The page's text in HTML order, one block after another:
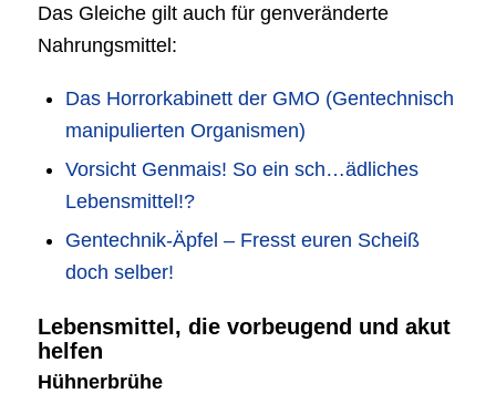
Das Gleiche gilt auch für genveränderte
Nahrungsmittel:
Das Horrorkabinett der GMO (Gentechnisch
manipulierten Organismen)
Vorsicht Genmais! So ein sch…ädliches
Lebensmittel!?
Gentechnik-Äpfel – Fresst euren Scheiß
doch selber!
Lebensmittel, die vorbeugend und akut
helfen
Hühnerbrühe